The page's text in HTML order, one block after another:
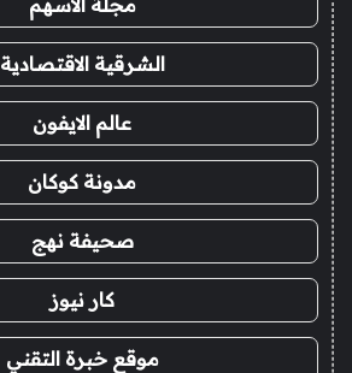
مجلة الاسهم
الشرقية الاقتصادية
عالم الايفون
مدونة كوكان
صحيفة نهج
كار نيوز
موقع خبرة التقني